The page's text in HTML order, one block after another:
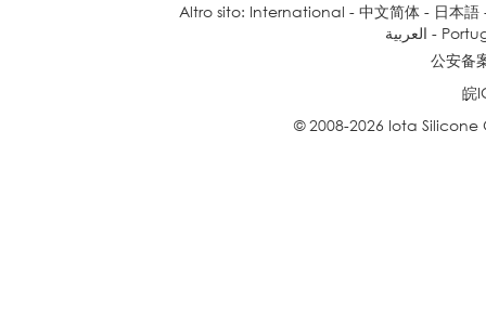
Altro sito: International - 中文简体- 日本語
العربية -
公安备
皖
© 2008-2026 Iota Silicone